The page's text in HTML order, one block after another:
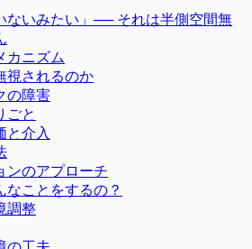
ないみたい」── それは半側空間無
カニズム
視されるのか
の障害
ごと
と介入
ンのアプローチ
なことをするの？
調整